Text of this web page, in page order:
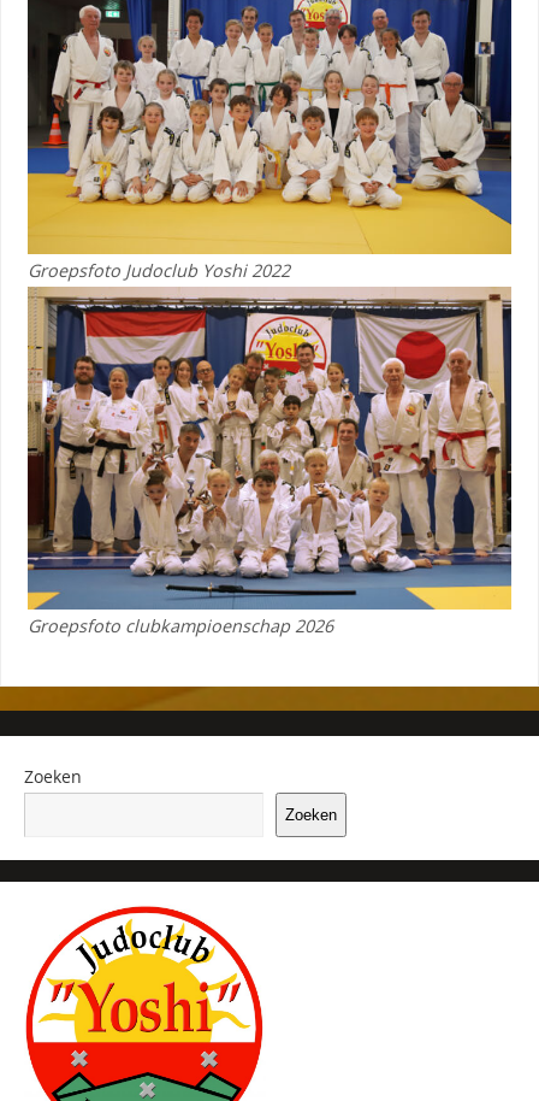
Groepsfoto Judoclub Yoshi 2022
Groepsfoto clubkampioenschap 2026
Zoeken
Zoeken